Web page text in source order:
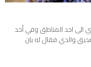
احد المناطق وفي أحد
والدي فقال له بان